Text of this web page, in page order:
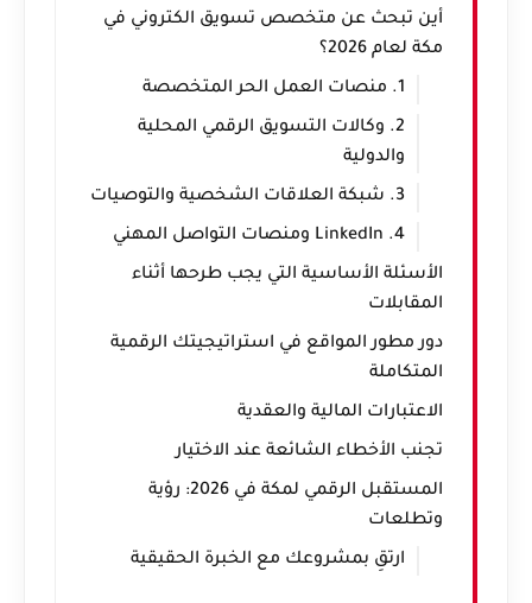
أين تبحث عن متخصص تسويق الكتروني في
مكة لعام 2026؟
1. منصات العمل الحر المتخصصة
2. وكالات التسويق الرقمي المحلية
والدولية
3. شبكة العلاقات الشخصية والتوصيات
4. LinkedIn ومنصات التواصل المهني
الأسئلة الأساسية التي يجب طرحها أثناء
المقابلات
دور مطور المواقع في استراتيجيتك الرقمية
المتكاملة
الاعتبارات المالية والعقدية
تجنب الأخطاء الشائعة عند الاختيار
المستقبل الرقمي لمكة في 2026: رؤية
وتطلعات
ارتقِ بمشروعك مع الخبرة الحقيقية